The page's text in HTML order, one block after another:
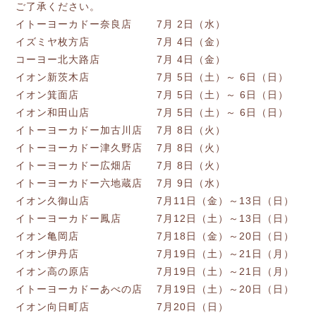
ご了承ください。
イトーヨーカドー奈良店 7月 2日（水）
イズミヤ枚方店 7月 4日（金）
コーヨー北大路店 7月 4日（金）
イオン新茨木店 7月 5日（土）～ 6日（日）
イオン箕面店 7月 5日（土）～ 6日（日）
イオン和田山店 7月 5日（土）～ 6日（日）
イトーヨーカドー加古川店 7月 8日（火）
イトーヨーカドー津久野店 7月 8日（火）
イトーヨーカドー広畑店 7月 8日（火）
イトーヨーカドー六地蔵店 7月 9日（水）
イオン久御山店 7月11日（金）～13日（日）
イトーヨーカドー鳳店 7月12日（土）～13日（日）
イオン亀岡店 7月18日（金）～20日（日）
イオン伊丹店 7月19日（土）～21日（月）
イオン高の原店 7月19日（土）～21日（月）
イトーヨーカドーあべの店 7月19日（土）～20日（日）
イオン向日町店 7月20日（日）